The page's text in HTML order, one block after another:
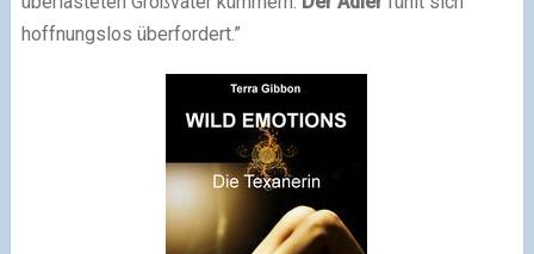
hoffnungslos überfordert.”